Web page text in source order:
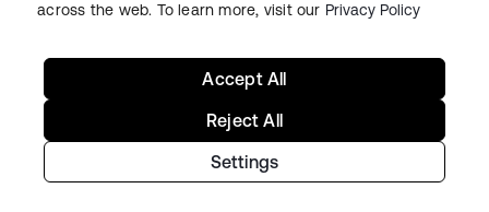
法務プライバシーポリシーサイト利用規約セキュリティ
Copyright © 2026 Okta. All rights reserved.
across the web. To learn more, visit our Privacy Policy
Settings
Reject All
Accept All